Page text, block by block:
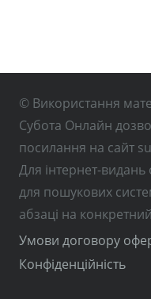
© Використання
Субота Онлайн
посилання на сайт
Для інтернет-видань
для пошукових
абзаці на
Умови договору
Конфіденційність